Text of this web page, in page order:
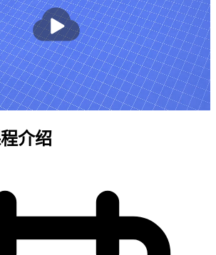
播
放
介绍